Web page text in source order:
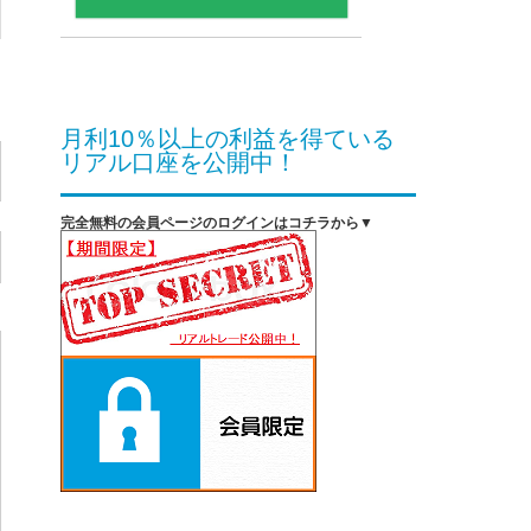
月利10％以上の利益を得ている
リアル口座を公開中！
完全無料の会員ページのログインはコチラから▼